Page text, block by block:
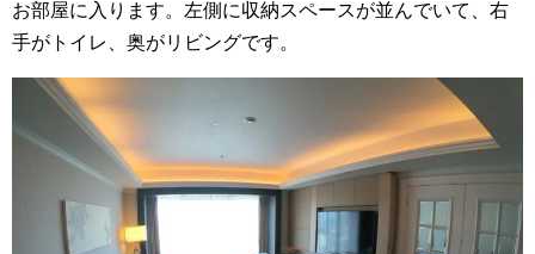
お部屋に入ります。左側に収納スペースが並んでいて、右
手がトイレ、奥がリビングです。